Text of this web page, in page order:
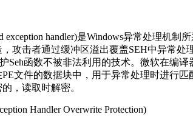
exception handler)是Windows异常处理机
攻击者通过缓冲区溢出覆盖SEH中异常处
Seh函数不被非法利用的技术。微软在编
文件的数据块中，用于异常处理时进行匹
，读取时解密。
Handler Overwrite Protection)